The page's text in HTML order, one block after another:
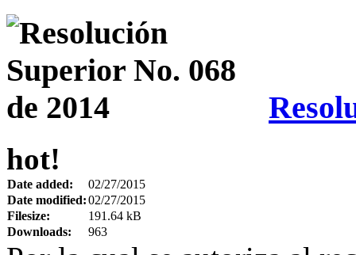
hot!
Date added:
02/27/2015
Date modified:02/27/2015
Filesize:
191.64 kB
Downloads:
963